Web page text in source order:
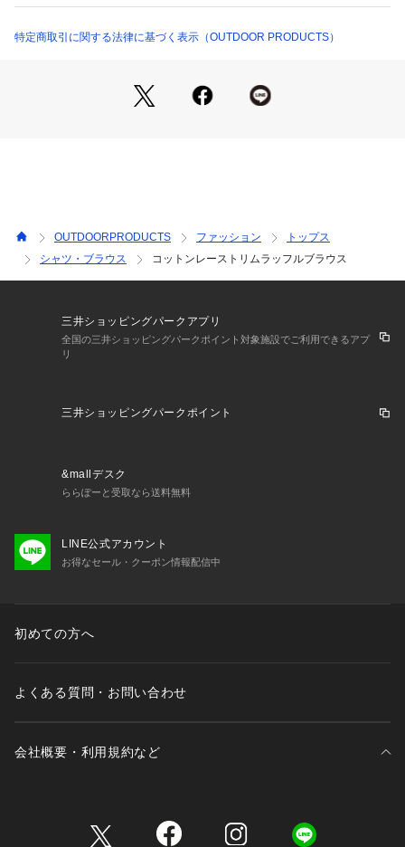
2001年にシンゾーンを設立し、「デニムに合う上品なカジュ
アル」をコンセプトに掲げるセレクトショップ〈Shinzone〉
のクリエイティブディレクターを20年務めたのちに2021年にC
「自分たちが信じる“確かなこと”だけをお届けする」ことをコ
ンセプトに、 ブランド戦略やトータルプロデューサーとし
て、コンセプト構築からコンサルティングなど幅広い分野で活
商品番号：3660300001219 （モール）
特定商取引に関する法律に基づく表示（OUTDOOR PRODUCTS）
OUTDOORPRODUCTS ファッション
トップス
シャツ・ブラウス
コットンレーストリムラッフルブラウス
三井ショッピングパークアプリ
全国の三井ショッピングパークポイント対象施設でご利用できるアプ
リ
三井ショッピングパークポイント
&mallデスク
ららぽーと受取なら送料無料
LINE公式アカウント
お得なセール・クーポン情報配信中
初めての方へ
よくある質問・お問い合わせ
会社概要・利用規約など